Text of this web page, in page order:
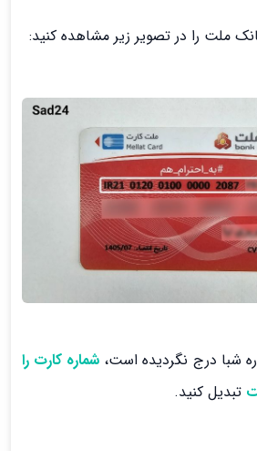
ملت را در تصویر زیر مشاهده کنید:
شبا درج نگردیده است، شماره کارت را
تبدیل کنید.